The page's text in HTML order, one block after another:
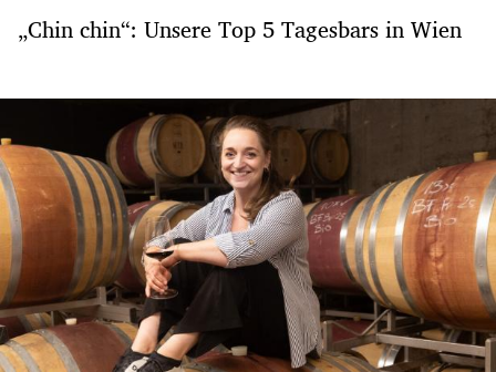
„Chin chin“: Unsere Top 5 Tagesbars in Wien